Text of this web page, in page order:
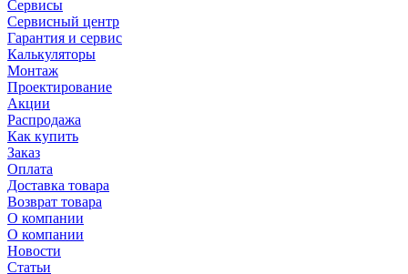
Сервисы
Сервисный центр
Гарантия и сервис
Калькуляторы
Монтаж
Проектирование
Акции
Распродажа
Как купить
Заказ
Оплата
Доставка товара
Возврат товара
О компании
О компании
Новости
Статьи